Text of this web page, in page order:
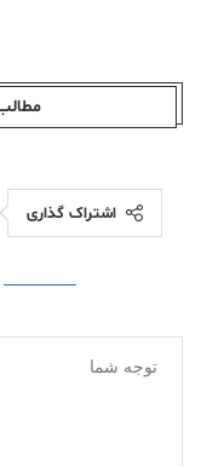
اشتراک گذاری